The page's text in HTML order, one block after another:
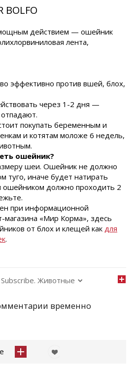
BOLFO
действием — ошейник
лента,
эффективно против вшей, блох,
через 1-2 дня —
покупать беременным и
и котятам моложе 6 недель,
ошейник?
шеи. Ошейник не должно
туго, иначе будет натирать
должно проходить 2
при информационной
«Мир Корма», здесь
от блох и клещей как для
.
Subscribe. Животные
временно